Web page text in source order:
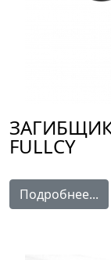
ЗАГИБЩИК
FULLCY
Подробнее...